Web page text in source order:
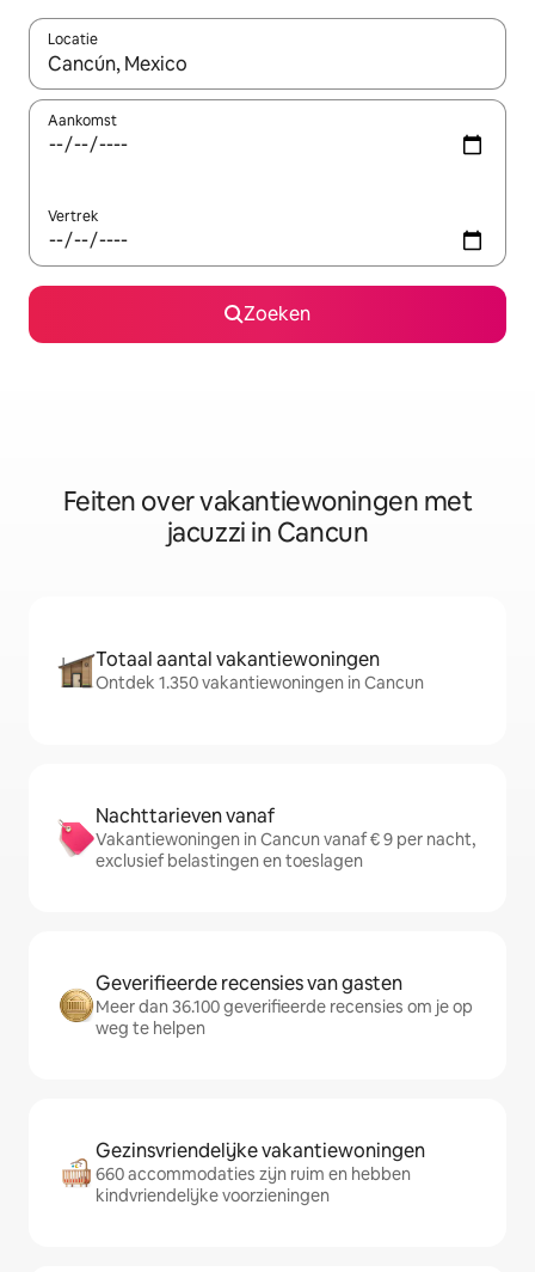
Locatie
Wanneer er suggesties beschikbaar zijn, maak je een keuze
Aankomst
Vertrek
Zoeken
Feiten over vakantiewoningen met
jacuzzi in Cancun
Totaal aantal vakantiewoningen
Ontdek 1.350 vakantiewoningen in Cancun
Nachttarieven vanaf
Vakantiewoningen in Cancun vanaf € 9 per nacht,
exclusief belastingen en toeslagen
Geverifieerde recensies van gasten
Meer dan 36.100 geverifieerde recensies om je op
weg te helpen
Gezinsvriendelijke vakantiewoningen
660 accommodaties zijn ruim en hebben
kindvriendelijke voorzieningen